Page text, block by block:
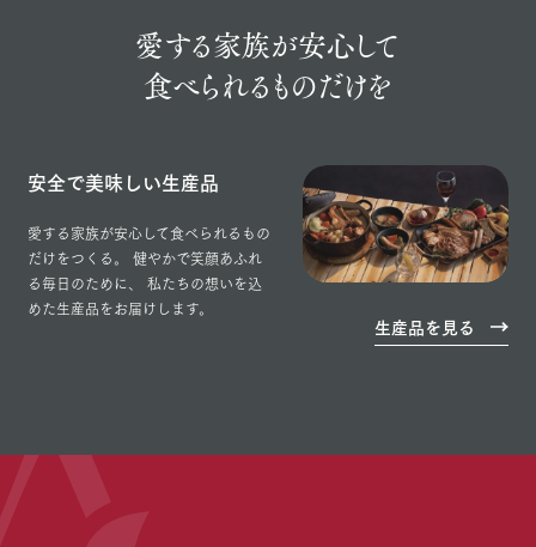
愛する家族が安心して
食べられるものだけを
安全で美味しい生産品
愛する家族が安心して食べられるもの
だけをつくる。
健やかで笑顔あふれ
る毎日のために、
私たちの想いを込
めた生産品をお届けします。
生産品を見る